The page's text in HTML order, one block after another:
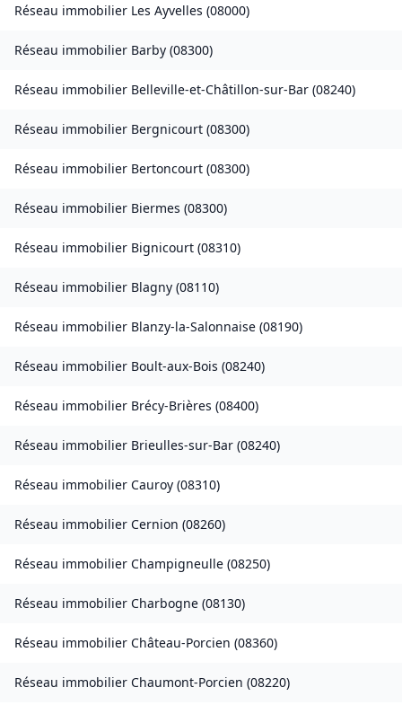
Réseau immobilier Les Ayvelles (08000)
Réseau immobilier Barby (08300)
Réseau immobilier Belleville-et-Châtillon-sur-Bar (08240)
Réseau immobilier Bergnicourt (08300)
Réseau immobilier Bertoncourt (08300)
Réseau immobilier Biermes (08300)
Réseau immobilier Bignicourt (08310)
Réseau immobilier Blagny (08110)
Réseau immobilier Blanzy-la-Salonnaise (08190)
Réseau immobilier Boult-aux-Bois (08240)
Réseau immobilier Brécy-Brières (08400)
Réseau immobilier Brieulles-sur-Bar (08240)
Réseau immobilier Cauroy (08310)
Réseau immobilier Cernion (08260)
Réseau immobilier Champigneulle (08250)
Réseau immobilier Charbogne (08130)
Réseau immobilier Château-Porcien (08360)
Réseau immobilier Chaumont-Porcien (08220)